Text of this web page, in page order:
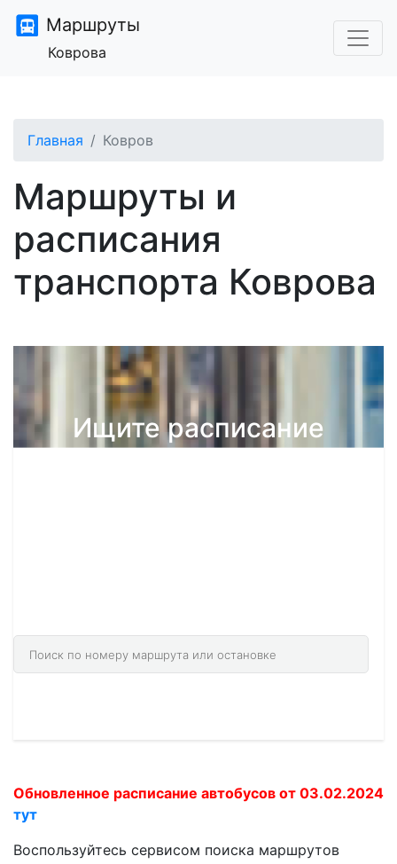
Маршруты
Коврова
Главная Ковров
Маршруты и
расписания
транспорта Коврова
Ищите расписание
Обновленное расписание автобусов от 03.02.2024
тут
Воспользуйтесь сервисом поиска маршрутов